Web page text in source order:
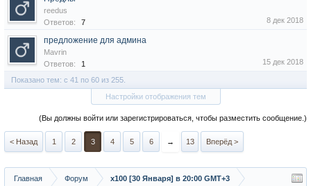
reedus
Ответов:
7 8 дек 2018
предложение для админа
Mavrin
Ответов:
1 15 дек 2018
Показано тем: с 41 по 60 из 255.
Настройки отображения тем
(Вы должны войти или зарегистрироваться, чтобы разместить сообщение.)
< Назад 1 2 3 4 5 6 → 13 Вперёд >
Главная Форум х100 [30 Января] в 20:00 GMT+3